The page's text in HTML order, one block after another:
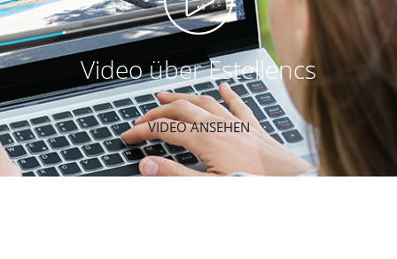
Video über Estellencs
VIDEO ANSEHEN